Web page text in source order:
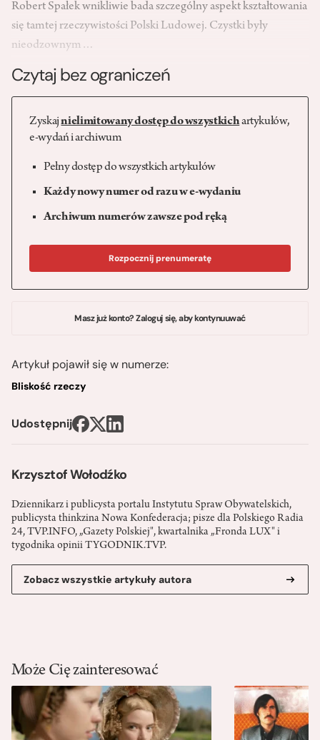
Krzysztof Wołodźko
Dziennikarz i publicysta portalu Instytutu Spraw Obywatelskich,
publicysta thinkzina Nowa Konfederacja; pisze dla Polskiego Radia
24, TVP.INFO, „Gazety Polskiej", kwartalnika „Fronda LUX" i
tygodnika opinii TYGODNIK.TVP.
Zobacz wszystkie artykuły autora
Robert Spałek wnikliwie bada szczególny aspekt kształtowania
się tamtej rzeczywistości Polski Ludowej. Czystki były
nieodzownym…
Czytaj bez ograniczeń
Zyskajnielimitowany dostęp do wszystkichartykułów,
e-wydań i archiwum
Pełny dostęp do wszystkich artykułów
Każdy nowy numer od razu w e-wydaniu
Archiwum numerów zawsze pod ręką
Rozpocznij prenumeratę
Masz już konto? Zaloguj się, aby kontynuuwać
Artykuł pojawił się w numerze:
Bliskość rzeczy
Udostępnij
Może Cię zainteresować